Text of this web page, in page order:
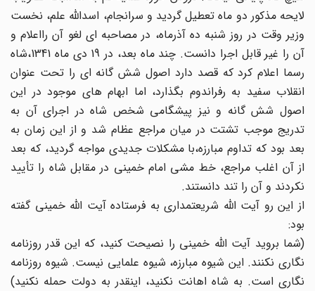
لایحه مذکور دو ماه تعطیل گردید و سرانجام، اسدالله علم، نخست
وزیر وقت در روز شنبه ده آذرماه، در مصاحبه ای لغو آن رااعلام و
آن را غیر قابل اجرا دانست. چند ماه بعد، در 19 دی ماه 1341،شاه
رسما اعلام کرد که قصد دارد اصول شش گانه ای را تحت عنوان
انقلاب سفید به رفراندوم بگذارد، اما ابهام های موجود در این
اصول شش گانه و نیز پیشگامی شخص شاه در اجرای آن به
تدریج موجب تشتت در میان مراجع عظام شد و از این زمان به
بعد بود که تداوم مبارزه،با مشکلات جدیدی مواجه گردید، که بعد
از آن اغلب مراجع، خط مشی امام خمینی در مقابل شاه را تأیید
نکردند و آن را تند دانستند.
از این رو آیت الله شریعتمداری به فرستاده آیت الله خمینی گفته
بود:
(شما بروید آیت الله خمینی را نصیحت کنید، که این قدر روزنامه
نگاری نکنند. این شیوه مبارزه، شیوه علمایی نیست. شیوه روزنامه
نگاری است. به شاه اهانت نکنید، اینقدر به دولت حمله نکنید)